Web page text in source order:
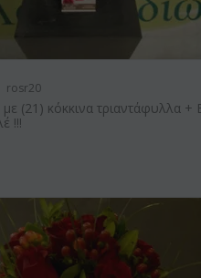
rosr20
(21) κόκκινα τριαντάφυλλα +
!!!